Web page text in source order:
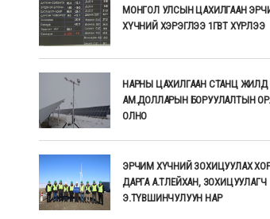
МОНГОЛ УЛСЫН ЦАХИЛГААН
ХҮЧНИЙ ХЭРЭГЛЭЭ 1ГВТ ХҮРЛЭЭ
НАРНЫ ЦАХИЛГААН СТАНЦ ЖИЛД
АМ.ДОЛЛАРЫН БОРУУЛАЛТЫН
ОЛНО
ЭРЧИМ ХҮЧНИЙ ЗОХИЦУУЛАХ
ДАРГА А.ТЛЕЙХАН, ЗОХИЦУУЛАГЧ
Э.ТҮВШИНЧУЛУУН НАР